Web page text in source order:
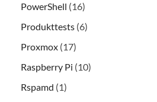
PowerShell (16)
Produkttests (6)
Proxmox (17)
Raspberry Pi (10)
Rspamd (1)